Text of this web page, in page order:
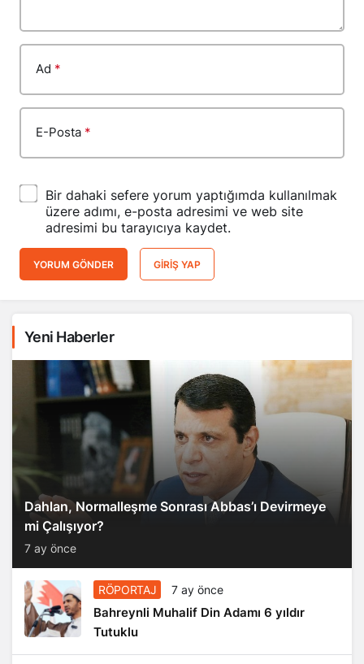
Ad *
E-Posta *
Bir dahaki sefere yorum yaptığımda kullanılmak
üzere adımı, e-posta adresimi ve web site
adresimi bu tarayıcıya kaydet.
YORUM GÖNDER GIRIŞ YAP
Yeni Haberler
Dahlan, Normalleşme Sonrası Abbas’ı Devirmeye
mi Çalışıyor?
7 ay önce
RÖPORTAJ 7 ay önce
Bahreynli Muhalif Din Adamı 6 yıldır
Tutuklu